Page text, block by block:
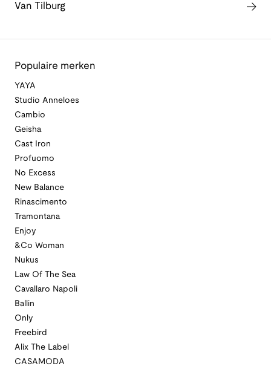
Van Tilburg
Populaire merken
YAYA
Studio Anneloes
Cambio
Geisha
Cast Iron
Profuomo
No Excess
New Balance
Rinascimento
Tramontana
Enjoy
&Co Woman
Nukus
Law Of The Sea
Cavallaro Napoli
Ballin
Only
Freebird
Alix The Label
CASAMODA